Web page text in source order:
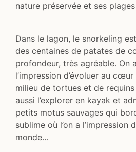
nature préservée et ses
Dans le lagon, le snorkeling
des centaines de patates de
profondeur, très agréable. On
l’impression d’évoluer au cœur
milieu de tortues et de
aussi l’explorer en kayak et
petits motus sauvages qui
sublime où l’on a l’impression
monde…